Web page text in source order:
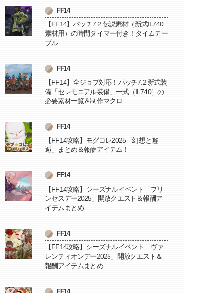
FF14
【FF14】パッチ7.2 伝説素材（新式IL740
素材用）の時間タイマー付き！タイムテー
ブル
FF14
【FF14】全ジョブ対応！パッチ7.2 新式装
備「セレモニアル装備」一式（IL740）の
必要素材一覧＆制作マクロ
FF14
【FF14攻略】モグコレ2025「幻想と邂
逅」まとめ＆報酬アイテム！
FF14
【FF14攻略】シーズナルイベント「プリ
ンセスデー2025」開放クエスト＆報酬ア
イテムまとめ
FF14
【FF14攻略】シーズナルイベント「ヴァ
レンティオンデー2025」開放クエスト＆
報酬アイテムまとめ